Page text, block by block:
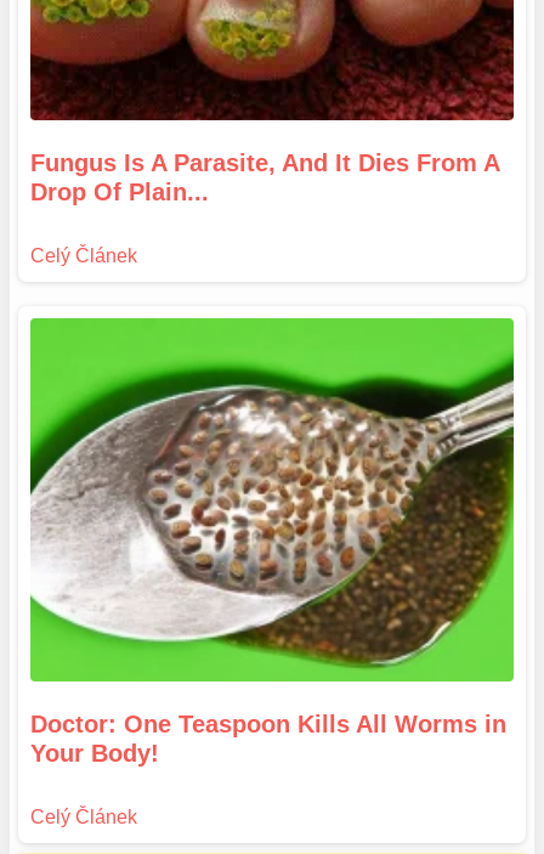
Fungus Is A Parasite, And It Dies From A
Drop Of Plain...
Doctor: One Teaspoon Kills All Worms in
Your Body!